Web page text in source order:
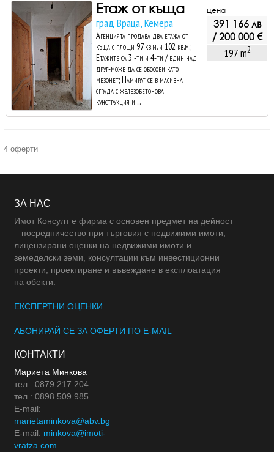
Етаж от къща
град Враца, Кемера
Агенцията продава два етажа от
къща с площи 97 кв.м. и 102 кв.м.;
Етажите са 3 -ти и 4-ти / един над
друг-може да се обособи като
мезонет; Намират се в масивна
сграда с железобетонова
кунструкция и ...
цена
391 166 лв
/ 200 000 €
197 m2
4 оферти
ЗА НАС
Имот Консулт е фирма с основен предмет на дейност
– посредничество при търговия с недвижими имоти,
лицензирани оценки на недвижими имоти и
земеделски земи, консултации към инвестиционни
проекти, проектиране и въвеждане в експлоатация
на обекти.
ЕКСПЕРТНИ ОЦЕНКИ
АБОНИРАЙ СЕ ЗА ОФЕРТИ ПО E-MAIL
КОНТАКТИ
Мариета Минкова
тел.: 0879 217 204
тел.: 0898 509 985
E-mail:
marietaminkova@abv.bg
E-mail: minkova@imoti-
vratza.com